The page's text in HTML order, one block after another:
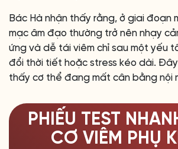
Bác Hà nhận thấy rằng, ở giai đoạn
mạc âm đạo thường trở nên nhạy
ứng và dễ tái viêm chỉ sau một yếu
đổi thời tiết hoặc stress kéo dài.
thấy cơ thể đang mất cân bằng nội
PHIẾU TEST
CƠ VIÊM PHỤ